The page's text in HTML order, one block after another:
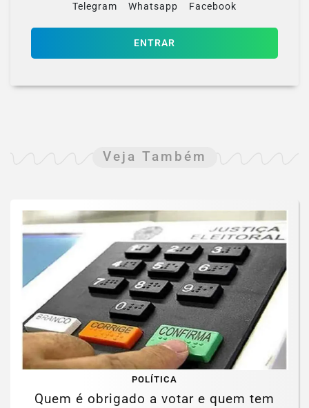
Telegram Whatsapp Facebook
ENTRAR
Veja Também
POLÍTICA
Quem é obrigado a votar e quem tem